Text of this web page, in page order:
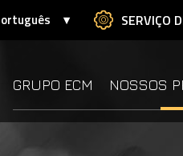
SERVIÇO
GRUPO ECM NOSSOS